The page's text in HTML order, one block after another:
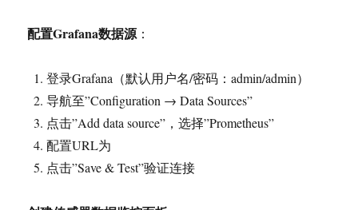
配置Grafana数据源 ：
登录Grafana（默认用户名/密码：admin/admin）
导航至”Configuration → Data Sources”
点击”Add data source”，选择”Prometheus”
配置URL为
点击”Save & Test”验证连接